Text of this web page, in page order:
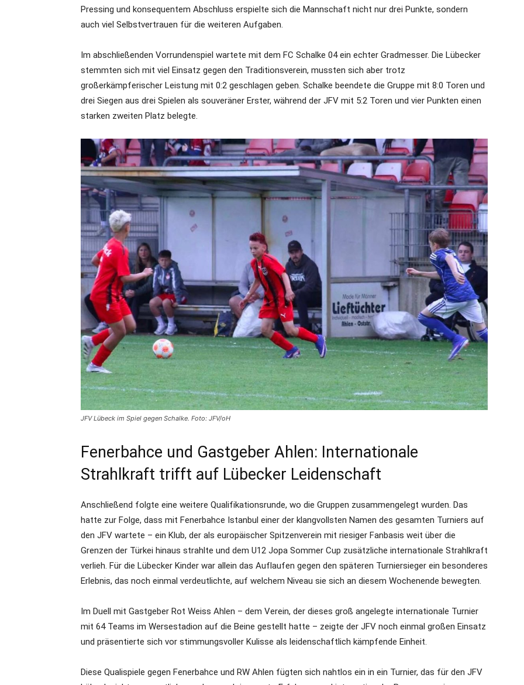
Pressing und konsequentem Abschluss erspielte sich die Mannschaft nicht nur drei Punkte, sondern
auch viel Selbstvertrauen für die weiteren Aufgaben.
Im abschließenden Vorrundenspiel wartete mit dem FC Schalke 04 ein echter Gradmesser. Die Lübecker
stemmten sich mit viel Einsatz gegen den Traditionsverein, mussten sich aber trotz
großerkämpferischer Leistung mit 0:2 geschlagen geben. Schalke beendete die Gruppe mit 8:0 Toren und
drei Siegen aus drei Spielen als souveräner Erster, während der JFV mit 5:2 Toren und vier Punkten einen
starken zweiten Platz belegte.
JFV Lübeck im Spiel gegen Schalke. Foto: JFV/oH
Fenerbahce und Gastgeber Ahlen: Internationale
Strahlkraft trifft auf Lübecker Leidenschaft
Anschließend folgte eine weitere Qualifikationsrunde, wo die Gruppen zusammengelegt wurden. Das
hatte zur Folge, dass mit Fenerbahce Istanbul einer der klangvollsten Namen des gesamten Turniers auf
den JFV wartete – ein Klub, der als europäischer Spitzenverein mit riesiger Fanbasis weit über die
Grenzen der Türkei hinaus strahlte und dem U12 Jopa Sommer Cup zusätzliche internationale Strahlkraft
verlieh. Für die Lübecker Kinder war allein das Auflaufen gegen den späteren Turniersieger ein besonderes
Erlebnis, das noch einmal verdeutlichte, auf welchem Niveau sie sich an diesem Wochenende bewegten.
Im Duell mit Gastgeber Rot Weiss Ahlen – dem Verein, der dieses groß angelegte internationale Turnier
mit 64 Teams im Wersestadion auf die Beine gestellt hatte – zeigte der JFV noch einmal großen Einsatz
und präsentierte sich vor stimmungsvoller Kulisse als leidenschaftlich kämpfende Einheit.
Diese Qualispiele gegen Fenerbahce und RW Ahlen fügten sich nahtlos ein in ein Turnier, das für den JFV